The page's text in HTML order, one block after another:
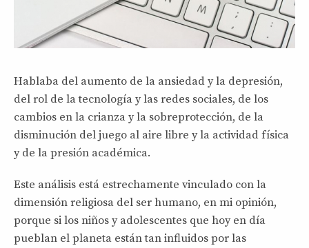
Hablaba del aumento de la ansiedad y la depresión,
del rol de la tecnología y las redes sociales, de los
cambios en la crianza y la sobreprotección, de la
disminución del juego al aire libre y la actividad física
y de la presión académica.
Este análisis está estrechamente vinculado con la
dimensión religiosa del ser humano, en mi opinión,
porque si los niños y adolescentes que hoy en día
pueblan el planeta están tan influidos por las